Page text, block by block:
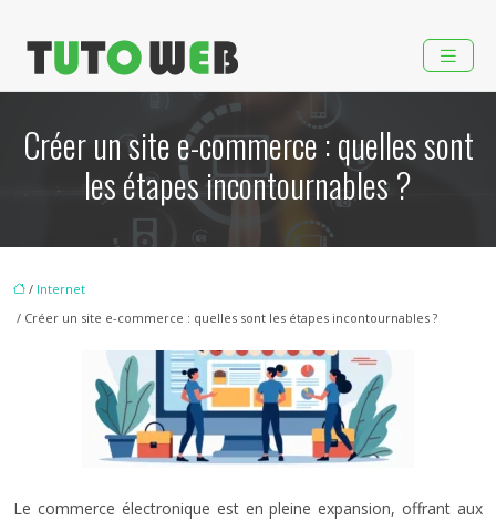
Créer un site e-commerce : quelles sont
les étapes incontournables ?
/ Internet
/ Créer un site e-commerce : quelles sont les étapes incontournables ?
Le commerce électronique est en pleine expansion, offrant aux